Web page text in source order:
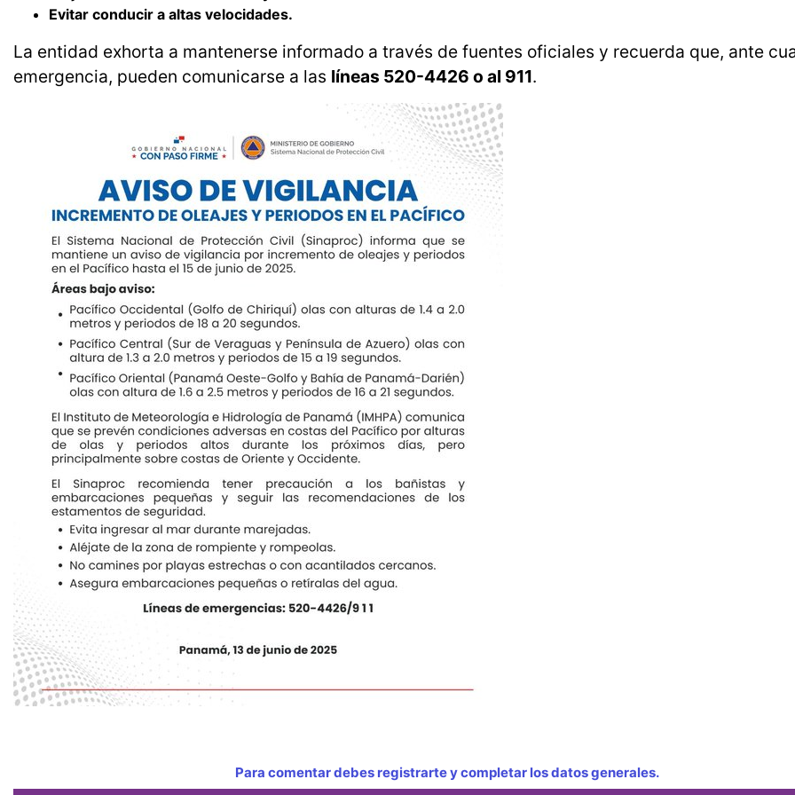
Evitar conducir a altas velocidades.
La entidad exhorta a mantenerse informado a través de fuentes oficiales y recuerda que, ante
emergencia, pueden comunicarse a las líneas 520-4426 o al 911.
Para comentar debes registrarte y completar los datos generales.